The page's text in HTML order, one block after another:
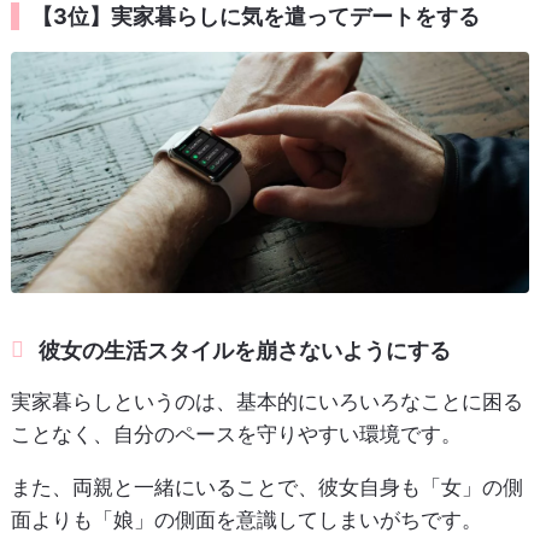
【3位】実家暮らしに気を遣ってデートをする
彼女の生活スタイルを崩さないようにする
実家暮らしというのは、基本的にいろいろなことに困る
ことなく、自分のペースを守りやすい環境です。
また、両親と一緒にいることで、彼女自身も「女」の側
面よりも「娘」の側面を意識してしまいがちです。